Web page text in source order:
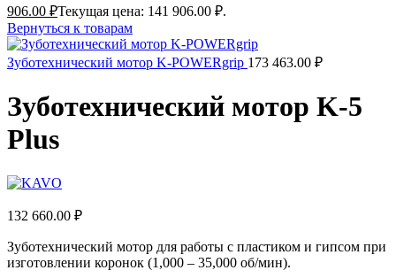
906.00 ₽Текущая цена: 141 906.00 ₽.
Вернуться к товарам
Зуботехнический мотор K-POWERgrip 173 463.00 ₽
Зуботехнический мотор K-5
Plus
132 660.00 ₽
Зуботехнический мотор для работы с пластиком и гипсом при
изготовлении коронок (1,000 – 35,000 об/мин).